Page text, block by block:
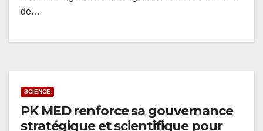
de…
SCIENCE
PK MED renforce sa gouvernance
stratégique et scientifique pour